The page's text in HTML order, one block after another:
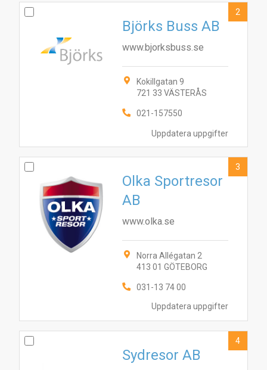
Uppdatera uppgifter
Björks Buss AB
www.bjorksbuss.se
Kokillgatan 9
721 33 VÄSTERÅS
021-157550
2
Uppdatera uppgifter
Olka Sportresor
AB
www.olka.se
Norra Allégatan 2
413 01 GÖTEBORG
031-13 74 00
3
Sydresor AB
4